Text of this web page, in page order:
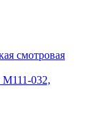
М111-032,